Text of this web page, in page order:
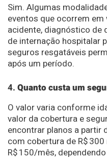
Sim. Algumas
eventos que ocorrem
acidente, diagnóstico de
de internação hospitalar
seguros resgatáveis
após um período.
4. Quanto custa um
O valor varia conforme
valor da cobertura e
encontrar planos a partir
com cobertura de R$
R$ 150/mês,